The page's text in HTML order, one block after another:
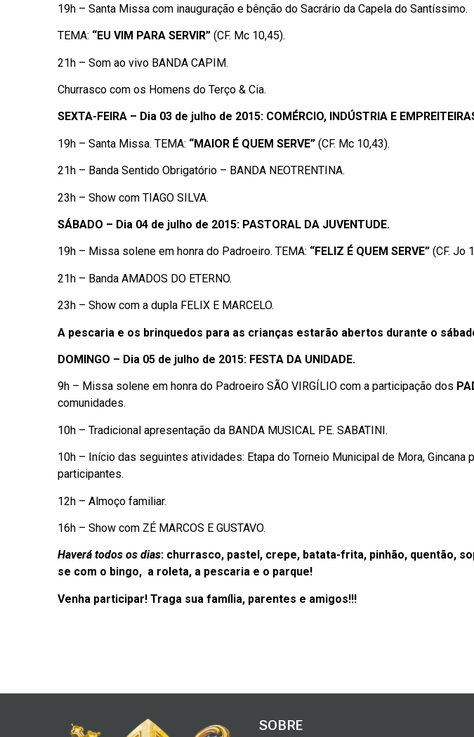
19h – Santa Missa com inauguração e bênção do Sacrário da Capela do Santíssimo.
TEMA: “EU VIM PARA SERVIR” (CF. Mc 10,45).
21h – Som ao vivo BANDA CAPIM.
Churrasco com os Homens do Terço & Cia.
SEXTA-FEIRA – Dia 03 de julho de 2015: COMÉRCIO, INDÚSTRIA E
19h – Santa Missa. TEMA: “MAIOR É QUEM SERVE” (CF. Mc 10,43).
21h – Banda Sentido Obrigatório – BANDA NEOTRENTINA.
23h – Show com TIAGO SILVA.
SÁBADO – Dia 04 de julho de 2015: PASTORAL DA JUVENTUDE.
19h – Missa solene em honra do Padroeiro. TEMA: “FELIZ É QUEM SERVE” (CF. Jo
21h – Banda AMADOS DO ETERNO.
23h – Show com a dupla FELIX E MARCELO.
A pescaria e os brinquedos para as crianças estarão abertos durante o
DOMINGO – Dia 05 de julho de 2015: FESTA DA UNIDADE.
9h – Missa solene em honra do Padroeiro SÃO VIRGÍLIO com a participação dos
comunidades.
10h – Tradicional apresentação da BANDA MUSICAL PE. SABATINI.
10h – Início das seguintes atividades: Etapa do Torneio Municipal de Mora, Gincana
participantes.
12h – Almoço familiar.
16h – Show com ZÉ MARCOS E GUSTAVO.
Haverá todos os dias: churrasco, pastel, crepe, batata-frita, pinhão, quentão,
se com o bingo, a roleta, a pescaria e o parque!
Venha participar! Traga sua família, parentes e amigos!!!
SOBRE